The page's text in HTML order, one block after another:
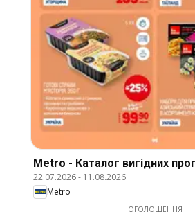
Metro - Каталог вигідних
22.07.2026- 11.08.2026
Metro
ОГОЛОШЕННЯ